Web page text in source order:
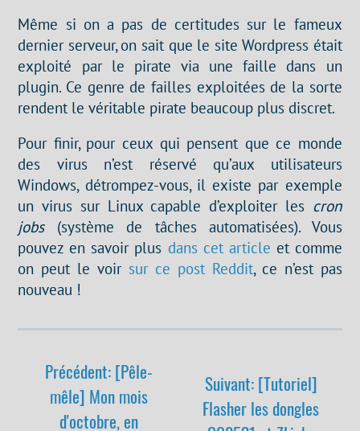
Même si on a pas de certitudes sur le fameux
dernier serveur, on sait que le site Wordpress était
exploité par le pirate via une faille dans un
plugin. Ce genre de failles exploitées de la sorte
rendent le véritable pirate beaucoup plus discret.
Pour finir, pour ceux qui pensent que ce monde
des virus n’est réservé qu’aux utilisateurs
Windows, détrompez-vous, il existe par exemple
un virus sur Linux capable d’exploiter les cron
jobs(système de tâches automatisées). Vous
pouvez en savoir plus dans cet article et comme
on peut le voir sur ce post Reddit, ce n’est pas
nouveau !
Précédent: [Pêle-
mêle] Mon mois
d'octobre, en
Suivant: [Tutoriel]
Flasher les dongles